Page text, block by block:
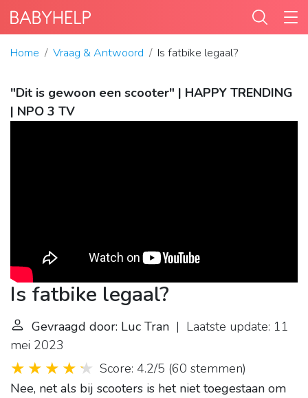
Home Vraag & Antwoord Is fatbike legaal?
"Dit is gewoon een scooter" | HAPPY TRENDING
| NPO 3 TV
Is fatbike legaal?
Gevraagd door: Luc Tran | Laatste update: 11
mei 2023
Score: 4.2/5 (60 stemmen)
Nee, net als bij scooters is het niet toegestaan om